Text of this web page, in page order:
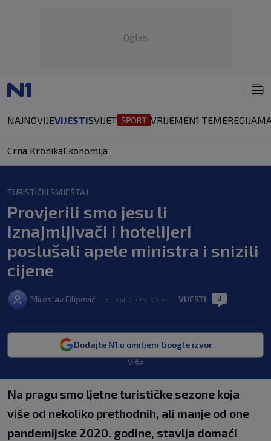
Oglas
NAJNOVIJEVIJESTISVIJET VRIJEMEN1 TEMEREGIJA
Crna KronikaEkonomija
TURISTIČKI SMJEŠTAJ
Provjerili smo jesu li
iznajmljivači i hotelijeri
poslušali apele ministra i snizili
cijene
Miroslav Filipović 31. svi. 2026. 07:34 VIJESTI 3
Dodajte N1 u omiljeni Google izvor
Više
Na pragu smo ljetne turističke sezone koja
više od nekoliko prethodnih, ali manje od one
pandemijske 2020. godine, stavlja domaći